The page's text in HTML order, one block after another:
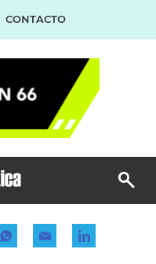
CONTACTO